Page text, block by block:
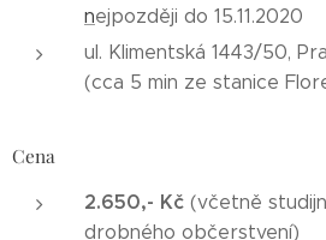
nejpozději do 15.11.2020
ul. Klimentská 1443/50,
(cca 5 min ze stanice
Cena
2.650,- Kč (včetně
drobného občerstvení)